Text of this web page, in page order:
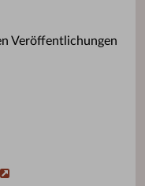
Veröffentlichungen